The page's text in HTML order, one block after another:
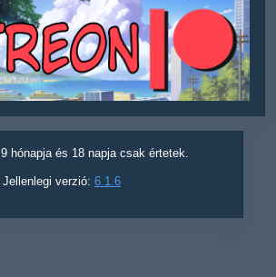
hónapja és 18 napja csak értetek.
Jellenlegi verzió: 6.1.6